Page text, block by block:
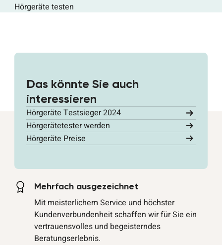
Hörgeräte testen
Das könnte Sie auch
interessieren
Hörgeräte Testsieger 2024
Hörgerätetester werden
Hörgeräte Preise
Mehrfach ausgezeichnet
Mit meisterlichem Service und höchster
Kundenverbundenheit schaffen wir für Sie ein
vertrauensvolles und begeisterndes
Beratungserlebnis.